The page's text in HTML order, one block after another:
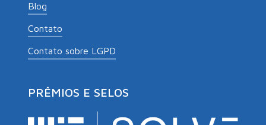
Blog
Contato
Contato sobre LGPD
PRÊMIOS E SELOS